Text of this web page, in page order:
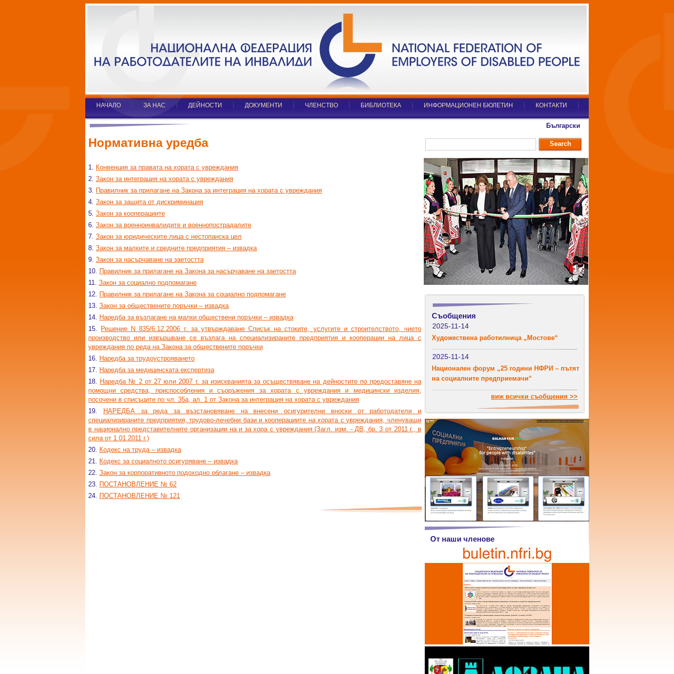
НАЧАЛО ЗА НАС ДЕЙНОСТИ ДОКУМЕНТИ ЧЛЕНСТВО БИБЛИОТЕКА ИНФОРМАЦИОНЕН БЮЛЕТИН КОНТАКТИ
Нормативна уредба
1. Конвенция за правата на хората с увреждания
2. Закон за интеграция на хората с увреждания
3. Правилник за прилагане на Закона за интеграция на хората с увреждания
4. Закон за защита от дискриминация
5. Закон за кооперациите
6. Закон за военноинвалидите и военнопострадалите
7. Закон за юридическите лица с нестопанска цел
8. Закон за малките и средните предприятия – извадка
9. Закон за насърчаване на заетостта
10. Правилник за прилагане на Закона за насърчаване на заетостта
11. Закон за социално подпомагане
12. Правилник за прилагане на Закона за социално подпомагане
13. Закон за обществените поръчки – извадка
14. Наредба за възлагане на малки обществени поръчки – извадка
15.
Решение N 835/6.12.2006 г. за утвърждаване Списък на стоките, услугите и строителството, чието
производство или извършване се възлага на специализираните предприятия и кооперации на лица с
увреждания по реда на Закона за обществените поръчки
16. Наредба за трудоустрояването
17. Наредба за медицинската експертиза
18. Наредба № 2 от 27 юли 2007 г. за изискванията за осъществяване на дейностите по предоставяне на
помощни средства, приспособления и съоръжения за хората с увреждания и медицински изделия,
посочени в списъците по чл. 35а, ал. 1 от Закона за интеграция на хората с увреждания
19.
НАРЕДБА за реда за възстановяване на внесени осигурителни вноски от работодатели и
специализираните предприятия, трудово-лечебни бази и кооперациите на хората с увреждания, членуващи
в национално представителните организации на и за хора с увреждания (Загл. изм. - ДВ, бр. 3 от 2011 г., в
сила от 1.01.2011 г.)
20. Кодекс на труда – извадка
21. Кодекс за социалното осигуряване – извадка
22. Закон за корпоративното подоходно облагане – извадка
23. ПОСТАНОВЛЕНИЕ № 62
24. ПОСТАНОВЛЕНИЕ № 121
Български
Search
Съобщения
2025-11-14
Художествена работилница „Мостове“
2025-11-14
Национален форум „25 години НФРИ – пътят
на социалните предприемачи“
виж всички съобщения >>
От наши членове